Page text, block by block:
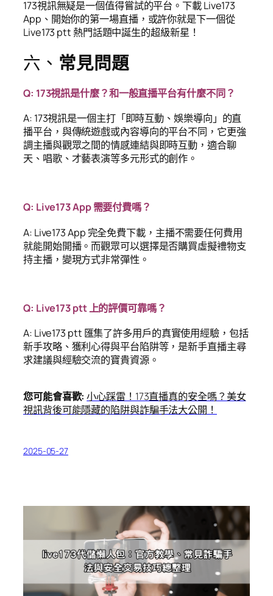
173視訊無疑是一個值得嘗試的平台。下載 Live173
App、開始你的第一場直播，或許你就是下一個從
Live173 ptt 熱門話題中誕生的超級新星！
六、 常見問題
Q: 173視訊是什麼？和一般直播平台有什麼不同？
A: 173視訊是一個主打「即時互動、娛樂導向」的直
播平台，與傳統遊戲或內容導向的平台不同，它更強
調主播與觀眾之間的情感連結與即時互動，適合聊
天、唱歌、才藝表演等多元形式的創作。
Q: Live173 App 需要付費嗎？
A: Live173 App 完全免費下載，主播不需要任何費用
就能開始開播。而觀眾可以選擇是否購買虛擬禮物支
持主播，變現方式非常彈性。
Q: Live173 ptt 上的評價可靠嗎？
A: Live173 ptt 匯集了許多用戶的真實使用經驗，包括
新手攻略、獲利心得與平台陷阱等，是新手直播主尋
求建議與經驗交流的寶貴資源。
您可能會喜歡:小心踩雷！173直播真的安全嗎？美女
視訊背後可能隱藏的陷阱與詐騙手法大公開！
2025-05-27